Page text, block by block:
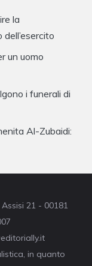
la
un uomo
i funerali di
Al-Zubaidi:
21 - 00181
in quanto